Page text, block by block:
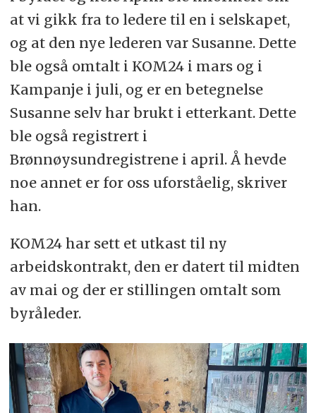
at vi gikk fra to ledere til en i selskapet,
og at den nye lederen var Susanne. Dette
ble også omtalt i KOM24 i mars og i
Kampanje i juli, og er en betegnelse
Susanne selv har brukt i etterkant. Dette
ble også registrert i
Brønnøysundregistrene i april. Å hevde
noe annet er for oss uforståelig, skriver
han.
KOM24 har sett et utkast til ny
arbeidskontrakt, den er datert til midten
av mai og der er stillingen omtalt som
byråleder.